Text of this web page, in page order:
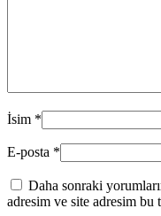
İsim *
E-posta *
Daha sonraki
adresim ve site adresim bu